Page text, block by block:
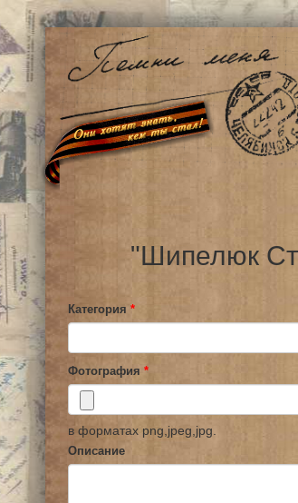
"Шипелюк
Категория *
Фотография *
в форматах png,jpeg,jpg.
Описание